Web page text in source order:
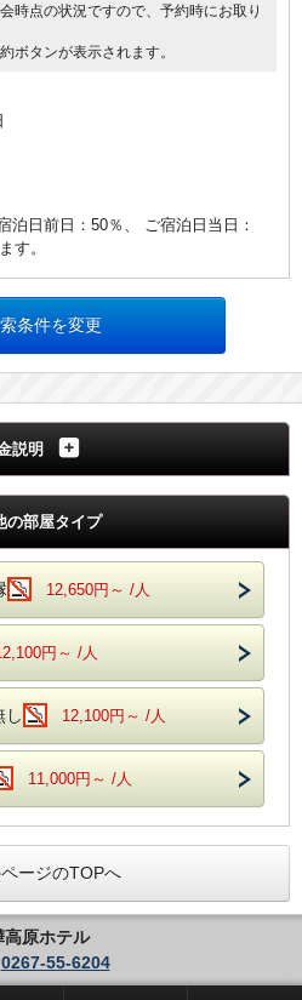
時点の状況ですので、予約時にお取り
ボタンが表示されます。
泊日前日：50％、 ご宿泊日当日：
す。
条件を変更
説明
の部屋タイプ
12,650円～ /人
円～ /人
し 12,100円～ /人
11,000円～ /人
ージのTOPへ
高原ホテル
0267-55-6204